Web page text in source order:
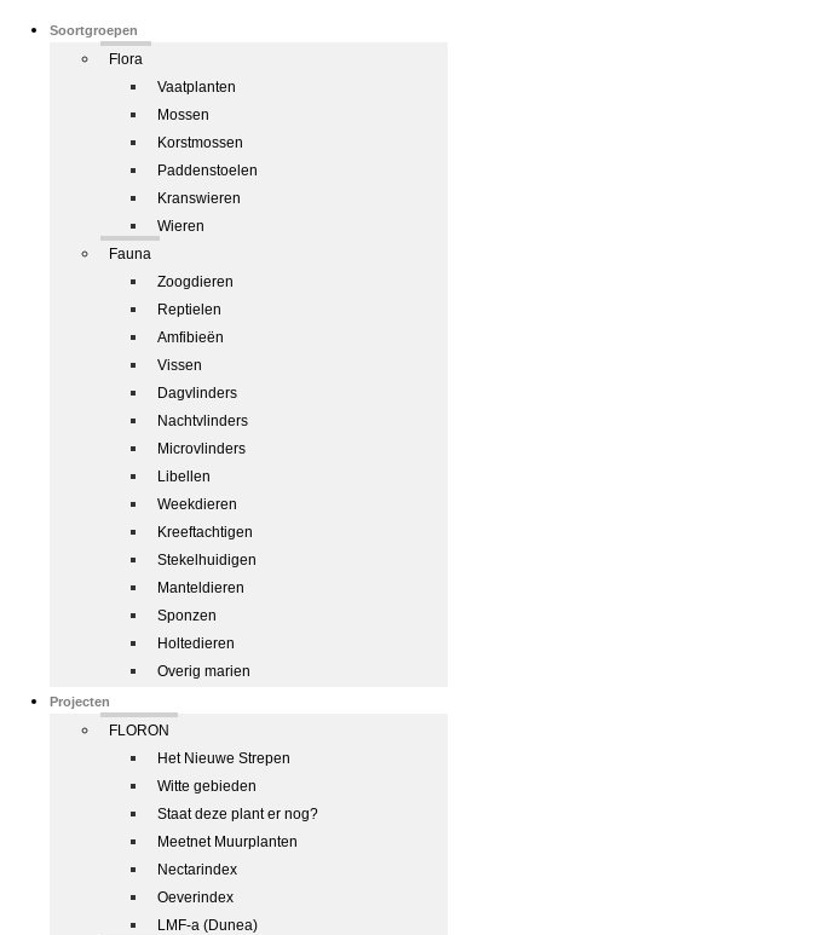
Soortgroepen
Flora
Vaatplanten
Mossen
Korstmossen
Paddenstoelen
Kranswieren
Wieren
Fauna
Zoogdieren
Reptielen
Amfibieën
Vissen
Dagvlinders
Nachtvlinders
Microvlinders
Libellen
Weekdieren
Kreeftachtigen
Stekelhuidigen
Manteldieren
Sponzen
Holtedieren
Overig marien
Projecten
FLORON
Het Nieuwe Strepen
Witte gebieden
Staat deze plant er nog?
Meetnet Muurplanten
Nectarindex
Oeverindex
LMF-a (Dunea)